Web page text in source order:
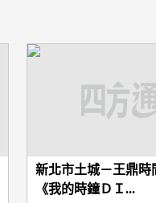
新北市土城－王鼎時
《我的時鐘ＤＩ...